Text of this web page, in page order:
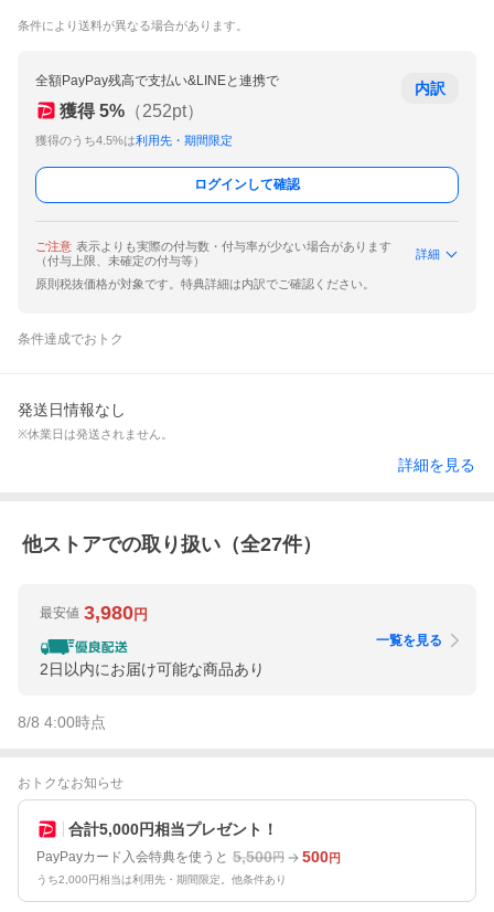
条件により送料が異なる場合があります。
全額PayPay残高で支払い&LINEと連携で
獲得 5% （252pt）
獲得のうち4.5%は利用先・期間限定
内訳
ログインして確認
ご注意 表示よりも実際の付与数・付与率が少ない場合があります
（付与上限、未確定の付与等）
詳細
原則税抜価格が対象です。特典詳細は内訳でご確認ください。
条件達成でおトク
発送日情報なし
※休業日は発送されません。
詳細を見る
他ストアでの取り扱い（全27件）
最安値 3,980円
2日以内にお届け可能な商品あり
一覧を見る
8/8 4:00時点
おトクなお知らせ
合計5,000円相当プレゼント！
PayPayカード入会特典を使うと 5,500円 500円
うち2,000円相当は利用先・期間限定。他条件あり